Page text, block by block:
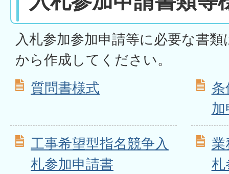
入札参加参加申請等に必要な書
から作成してください。
質問書様式
条
加
工事希望型指名競争入
札参加申請書
業
札